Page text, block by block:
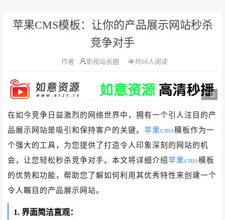
苹果CMS模板：让你的产品展示网站秒杀
竞争对手
作者 : 影视站长圈 共68人阅读
广告
在如今竞争日益激烈的网络世界中，拥有一个引人注目的产
品展示网站是吸引和保持客户的关键。苹果cms模板作为一
个强大的工具，为您提供了打造令人印象深刻的网站的机
会，让您轻松秒杀竞争对手。本文将详细介绍苹果cms模板
的优势和功能，帮助您了解如何利用其优秀特性来创建一个
令人瞩目的产品展示网站。
1. 界面简洁直观：